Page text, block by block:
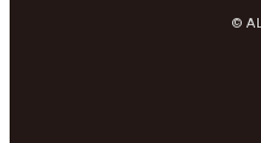
©